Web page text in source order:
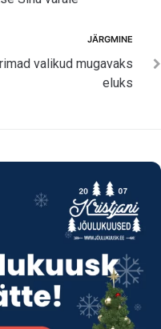
JÄRGMINE
valikud mugavaks
eluks